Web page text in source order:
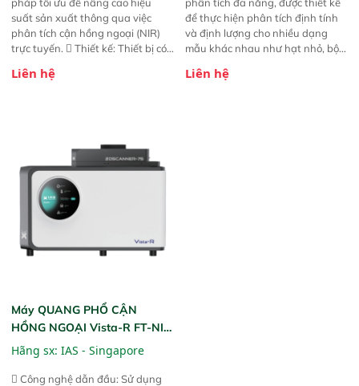
suất sản xuất thông qua việc
phân tích cận hồng ngoại (NIR)
trực tuyến.  Thiết kế: Thiết bị có
hỗ trợ tản nhiệt tăng cường và đã
liệu để tăng chỉ số ROI cho doanh
nghiệp.
Liên hệ
để thực hiện phân tích định tính
và định lượng cho nhiều dạng
mẫu khác nhau như hạt nhỏ, bột,
này cho phép bất kỳ ai cũng có
Liên hệ
Máy QUANG PHỔ CẬN
HỒNG NGOẠI Vista-R FT-NIR
(Vista-R FT-NIR Analyzer)
Hãng sx: IAS - Singapore
 Công nghệ dẫn đầu: Sử dụng